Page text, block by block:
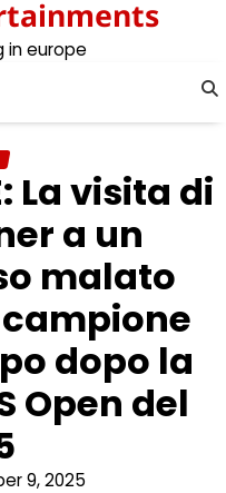
in europe
La visita di
a un
malato
dopo la
Open del
9, 2025